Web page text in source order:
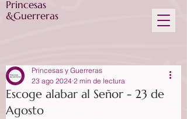
Princesas
&Guerreras
Escoge alabar al Señor - 23 de
Agosto
Princesas y Guerreras
23 ago 2024 2 min de lectura